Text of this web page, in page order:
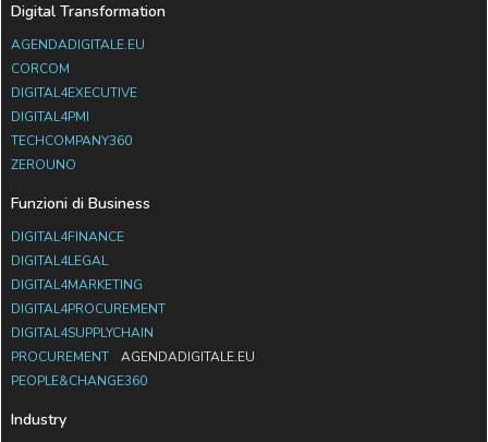
Digital Transformation
AGENDADIGITALE.EU
CORCOM
DIGITAL4EXECUTIVE
DIGITAL4PMI
TECHCOMPANY360
ZEROUNO
Funzioni di Business
DIGITAL4FINANCE
DIGITAL4LEGAL
DIGITAL4MARKETING
DIGITAL4PROCUREMENT
DIGITAL4SUPPLYCHAIN
PROCUREMENT
AGENDADIGITALE.EU
PEOPLE&CHANGE360
Industry